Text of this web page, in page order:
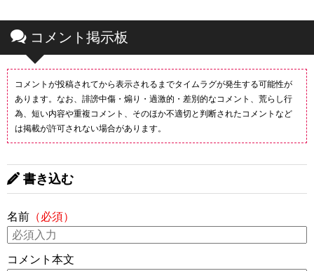
コメント掲示板
コメントが投稿されてから表示されるまでタイムラグが発生する可能性が
あります。なお、誹謗中傷・煽り・過激的・差別的なコメント、荒らし行
為、短い内容や重複コメント、そのほか不適切と判断されたコメントなど
は掲載が許可されない場合があります。
書き込む
名前 （必須）
コメント本文